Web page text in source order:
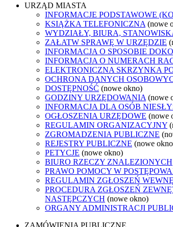
URZĄD MIASTA
INFORMACJE PODSTAWOWE
KSIĄŻKA TELEFONICZNA (nowe
WYDZIAŁY, BIURA,
ZAŁATW SPRAWĘ W URZĘDZIE
INFORMACJA O SPOSOBIE
INFORMACJA O NUMERACH
ELEKTRONICZNA SKRZYNKA
OCHRONA DANYCH
DOSTĘPNOŚĆ (nowe okno)
GODZINY URZĘDOWANIA (nowe
INFORMACJA DLA OSÓB
OGŁOSZENIA URZĘDOWE (nowe
REGULAMIN ORGANIZACYJNY
ZGROMADZENIA PUBLICZNE
REJESTRY PUBLICZNE (nowe
PETYCJE (nowe okno)
BIURO RZECZY ZNALEZIONYCH
PRAWO POMOCY W
REGULAMIN ZGŁOSZEŃ
PROCEDURA ZGŁOSZEŃ
NASTĘPCZYCH (nowe okno)
ORGANY ADMINISTRACJI
ZAMÓWIENIA PUBLICZNE